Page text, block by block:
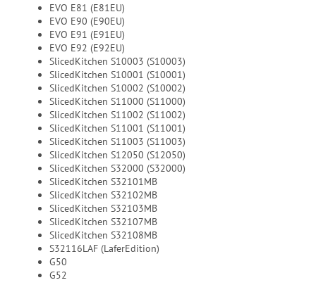
EVO E81 (E81EU)
EVO E90 (E90EU)
EVO E91 (E91EU)
EVO E92 (E92EU)
SlicedKitchen S10003 (S10003)
SlicedKitchen S10001 (S10001)
SlicedKitchen S10002 (S10002)
SlicedKitchen S11000 (S11000)
SlicedKitchen S11002 (S11002)
SlicedKitchen S11001 (S11001)
SlicedKitchen S11003 (S11003)
SlicedKitchen S12050 (S12050)
SlicedKitchen S32000 (S32000)
SlicedKitchen S32101MB
SlicedKitchen S32102MB
SlicedKitchen S32103MB
SlicedKitchen S32107MB
SlicedKitchen S32108MB
S32116LAF (LaferEdition)
G50
G52